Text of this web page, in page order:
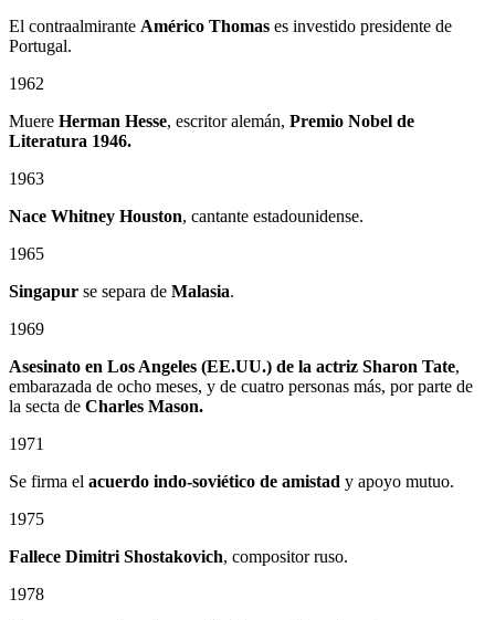
El contraalmirante Américo Thomas es investido presidente de
Portugal.
1962
Muere Herman Hesse, escritor alemán, Premio Nobel de
Literatura 1946.
1963
Nace Whitney Houston, cantante estadounidense.
1965
Singapur se separa de Malasia.
1969
Asesinato en Los Angeles (EE.UU.) de la actriz Sharon Tate,
embarazada de ocho meses, y de cuatro personas más, por parte de
la secta de Charles Mason.
1971
Se firma el acuerdo indo-soviético de amistad y apoyo mutuo.
1975
Fallece Dimitri Shostakovich, compositor ruso.
1978